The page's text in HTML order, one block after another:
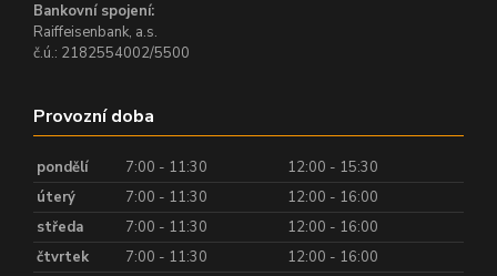
Bankovní spojení:
Raiffeisenbank, a.s.
č.ú.: 2182554002/5500
Provozní doba
pondělí 7:00 - 11:30
12:00 - 15:30
úterý
7:00 - 11:30
12:00 - 16:00
středa
7:00 - 11:30
12:00 - 16:00
čtvrtek
7:00 - 11:30
12:00 - 16:00